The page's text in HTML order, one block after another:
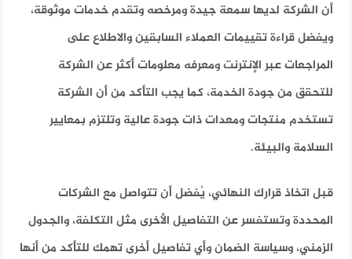
أن الشركة لديها سمعة جيدة ومرخصه وتقدم خدمات موثوقة،
ويفضل قراءة تقييمات العملاء السابقين والاطلاع على
المراجعات عبر الإنترنت ومعرفه معلومات أكثر عن الشركة
للتحقق من جودة الخدمة، كما يجب التأكد من أن الشركة
تستخدم منتجات ومعدات ذات جودة عالية وتلتزم بمعايير
السلامة والبيئة.
قبل اتخاذ قرارك النهائي، يُفضل أن تتواصل مع الشركات
المحددة وتستفسر عن التفاصيل الأخرى مثل التكلفة، والجدول
الزمني، وسياسة الضمان وأي تفاصيل أخرى تهمك للتأكد من أنها